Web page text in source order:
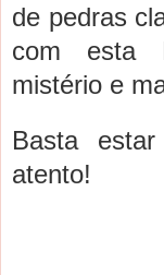
de pedras
com esta
mistério e
Basta
atento!